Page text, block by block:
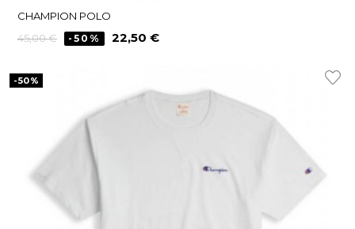
CHAMPION POLO
Precio
45,00 € -50% Precio
22,50 €
-50%